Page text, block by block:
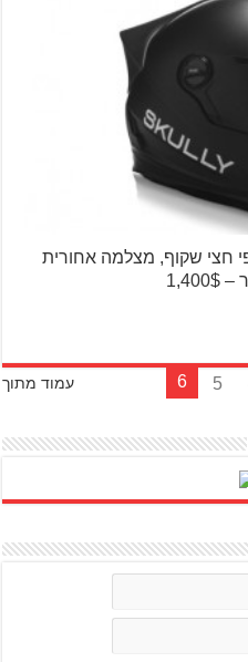
חצי שקוף, מצלמה אחורית
עמוד מתוך 5
6